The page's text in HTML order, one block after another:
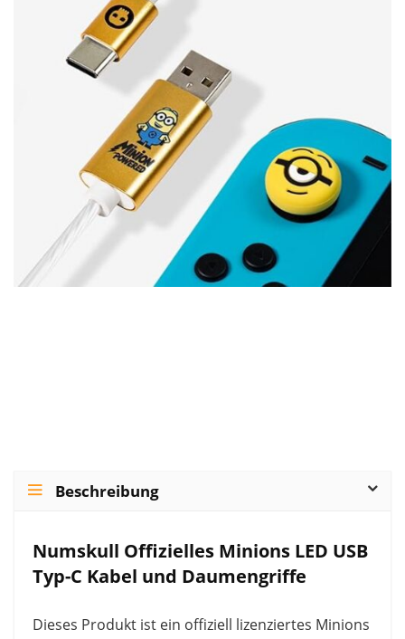
Beschreibung
Numskull Offizielles Minions LED USB
Typ-C Kabel und Daumengriffe
Dieses Produkt ist ein offiziell lizenziertes Minions